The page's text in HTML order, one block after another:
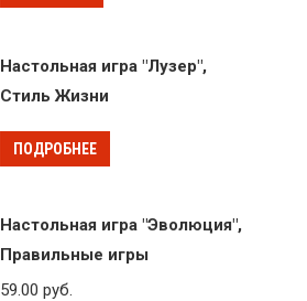
Настольная игра "Лузер",
Стиль Жизни
ПОДРОБНЕЕ
Настольная игра "Эволюция",
Правильные игры
59.00руб.